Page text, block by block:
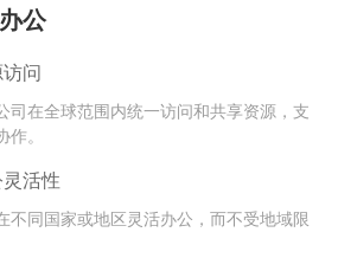
公
问
司在全球范围内统一访问和共享资源，支
。
活性
不同国家或地区灵活办公，而不受地域限